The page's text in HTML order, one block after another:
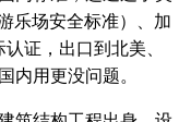
乐场安全标准）、加
证，出口到北美、
内用更没问题。